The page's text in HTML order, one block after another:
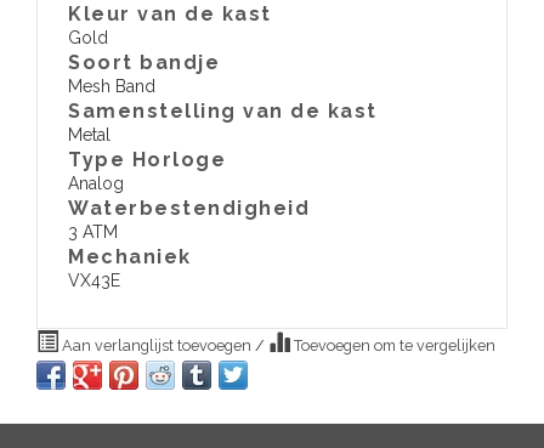
Kleur van de kast
Gold
Soort bandje
Mesh Band
Samenstelling van de kast
Metal
Type Horloge
Analog
Waterbestendigheid
3 ATM
​Mechaniek
VX43E
Aan verlanglijst toevoegen / Toevoegen om te vergelijken